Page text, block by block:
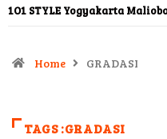
1O1 STYLE Yogyakarta
Home GRADASI
TAGS :GRADASI